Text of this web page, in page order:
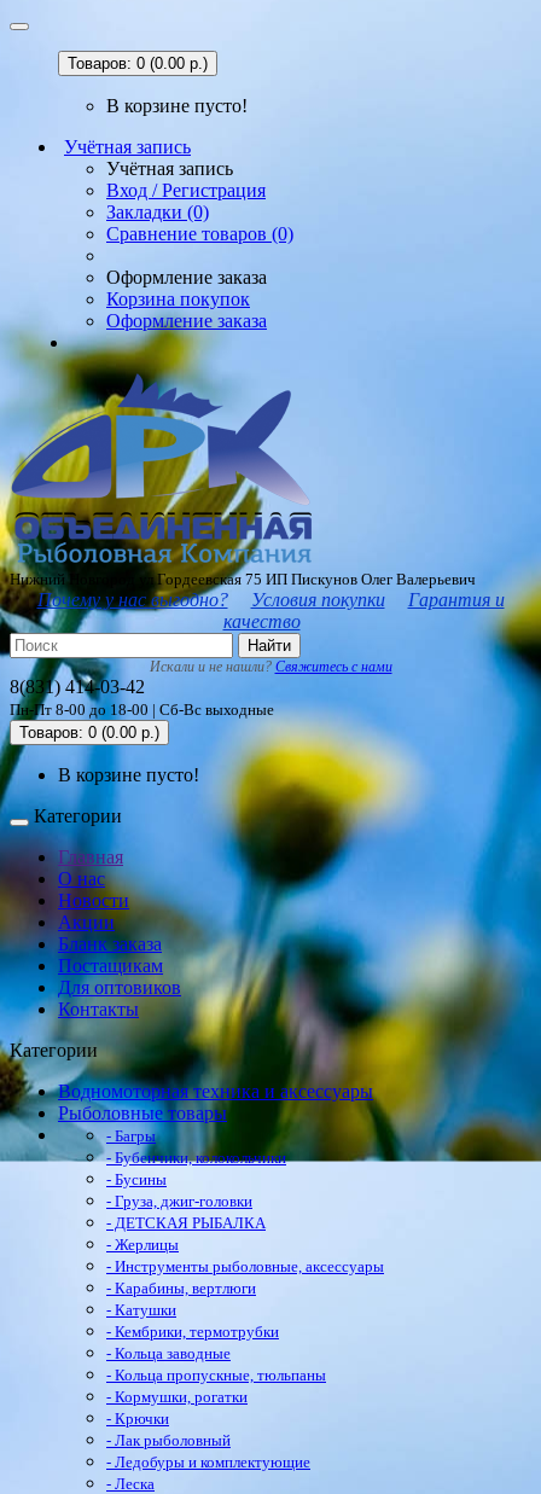
Товаров: 0 (0.00 р.)
В корзине пусто!
Учётная запись
Учётная запись
Вход / Регистрация
Закладки (0)
Сравнение товаров (0)
Оформление заказа
Корзина покупок
Оформление заказа
Нижний Новгород ул Гордеевская 75 ИП Пискунов Олег Валерьевич
Почему у нас выгодно? Условия покупки
Гарантия и
качество
Найти
Искали и не нашли? Свяжитесь с нами
8(831) 414-03-42
Пн-Пт 8-00 до 18-00 | Сб-Вс выходные
Товаров: 0 (0.00 р.)
В корзине пусто!
Категории
Главная
О нас
Новости
Акции
Бланк заказа
Постащикам
Для оптовиков
Контакты
Категории
Водномоторная техника и аксессуары
Рыболовные товары
- Багры
- Бубенчики, колокольчики
- Бусины
- Груза, джиг-головки
- ДЕТСКАЯ РЫБАЛКА
- Жерлицы
- Инструменты рыболовные, аксессуары
- Карабины, вертлюги
- Катушки
- Кембрики, термотрубки
- Кольца заводные
- Кольца пропускные, тюльпаны
- Кормушки, рогатки
- Крючки
- Лак рыболовный
- Ледобуры и комплектующие
- Леска